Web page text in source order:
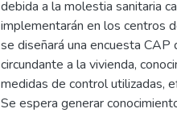
debida a la molestia sanitaria
implementarán en los centros
se diseñará una encuesta
circundante a la vivienda,
medidas de control utilizadas,
Se espera generar